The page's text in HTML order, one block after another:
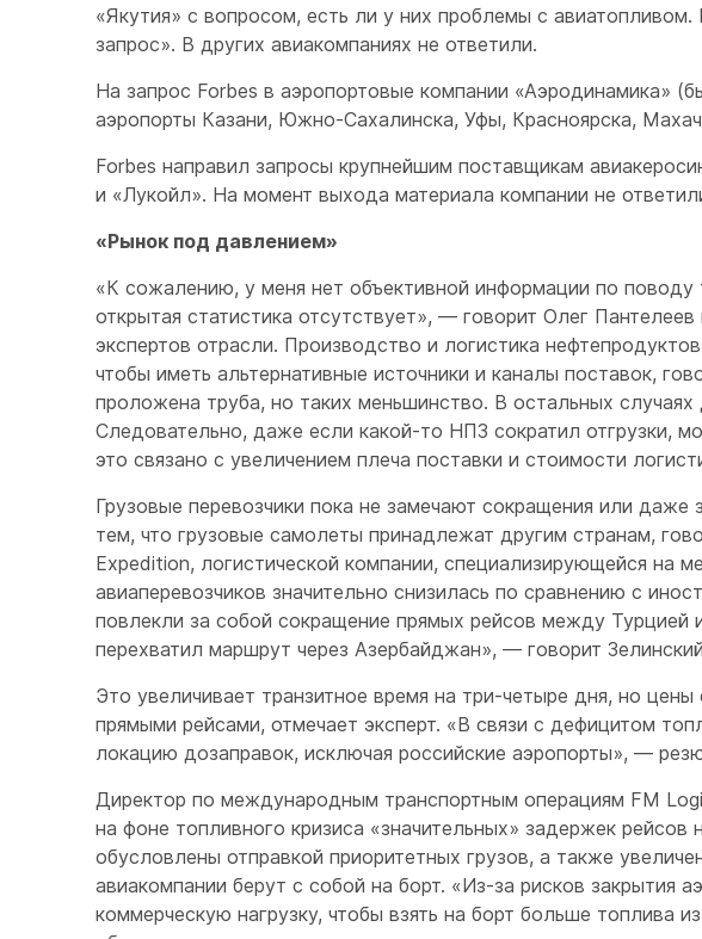
«Якутия» с вопросом, есть ли у них проблемы с
запрос». В других авиакомпаниях не ответили.
На запрос Forbes в аэропортовые компании «Аэродинамика»
аэропорты Казани, Южно-Сахалинска, Уфы, Красноярска,
Forbes направил запросы крупнейшим поставщикам
и «Лукойл». На момент выхода материала компании не
«Рынок под давлением»
«К сожалению, у меня нет объективной информации по поводу
открытая статистика отсутствует», — говорит Олег
экспертов отрасли. Производство и логистика
чтобы иметь альтернативные источники и каналы поставок,
проложена труба, но таких меньшинство. В остальных
Следовательно, даже если какой-то НПЗ сократил отгрузки,
это связано с увеличением плеча поставки и стоимости
Грузовые перевозчики пока не замечают сокращения или даже
тем, что грузовые самолеты принадлежат другим странам,
Expedition, логистической компании, специализирующейся на
авиаперевозчиков значительно снизилась по сравнению с
повлекли за собой сокращение прямых рейсов между
перехватил маршрут через Азербайджан», — говорит
Это увеличивает транзитное время на три-четыре дня, но
прямыми рейсами, отмечает эксперт. «В связи с дефицитом
локацию дозаправок, исключая российские аэропорты», —
Директор по международным транспортным операциям FM
на фоне топливного кризиса «значительных» задержек
обусловлены отправкой приоритетных грузов, а также
авиакомпании берут с собой на борт. «Из-за рисков закрытия
коммерческую нагрузку, чтобы взять на борт больше топлива